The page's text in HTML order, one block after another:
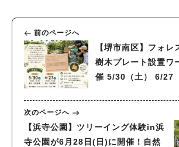
前のページへ
【堺市南区】フォレ
樹木プレート設置ワ
催 5/30（土） 6/27
次のページへ
【浜寺公園】ツリーイング体験in浜
寺公園が6月28日(日)に開催！自然